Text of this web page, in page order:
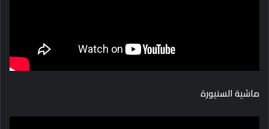
ماشية السنيورة